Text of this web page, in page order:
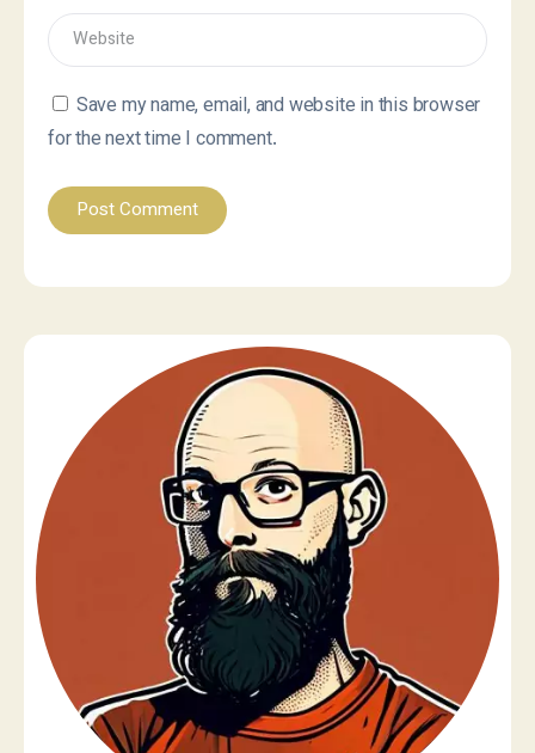
Save my name, email, and website in this browser
for the next time I comment.